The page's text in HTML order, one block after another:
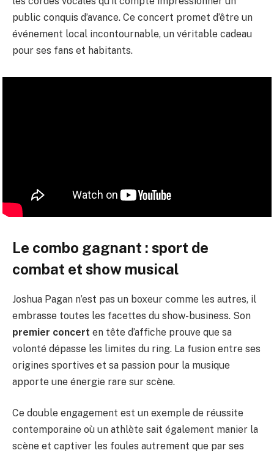
public conquis d’avance. Ce concert promet d’être un
événement local incontournable, un véritable cadeau
pour ses fans et habitants.
Le combo gagnant : sport de
combat et show musical
Joshua Pagan n’est pas un boxeur comme les autres, il
embrasse toutes les facettes du show-business. Son
premier concert en tête d’affiche prouve que sa
volonté dépasse les limites du ring. La fusion entre ses
origines sportives et sa passion pour la musique
apporte une énergie rare sur scène.
Ce double engagement est un exemple de réussite
contemporaine où un athlète sait également manier la
scène et captiver les foules autrement que par ses